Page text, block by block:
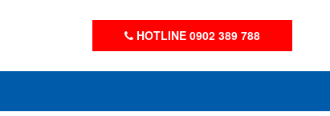
HOTLINE 0902 389 788